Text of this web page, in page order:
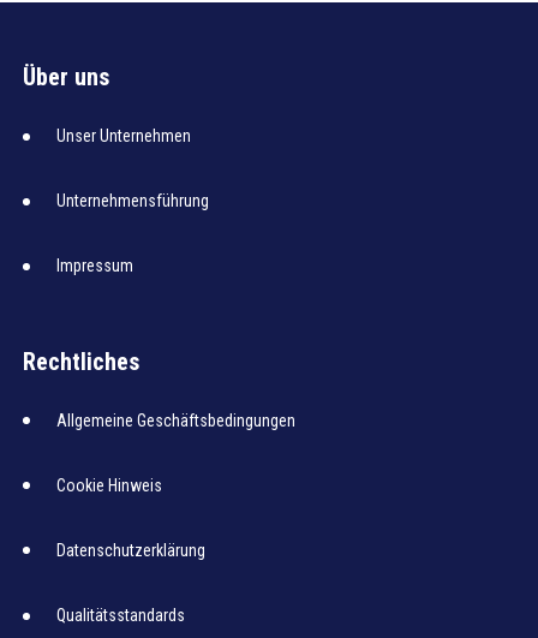
Über uns
Unser Unternehmen
Unternehmensführung
Impressum
Rechtliches
Allgemeine Geschäftsbedingungen
Cookie Hinweis
Datenschutzerklärung
Qualitätsstandards